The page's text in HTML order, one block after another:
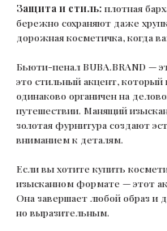
Защита и стиль: плотная
бережно сохраняют даже
дорожная косметичка, когда
Бьюти-пенал BUBA.BRAND —
это стильный акцент,
одинаково органичен на
путешествии. Манящий
золотая фурнитура создают
вниманием к деталям.
Если вы хотите купить
изысканном формате — этот
Она завершает любой образ и
но выразительным.